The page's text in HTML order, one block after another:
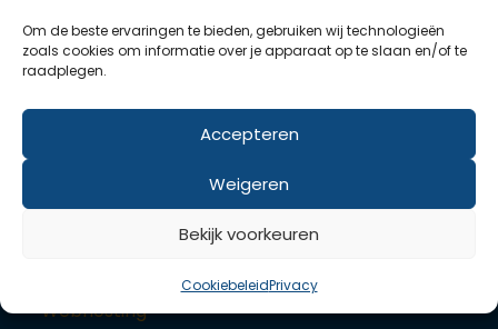
Om de beste ervaringen te bieden, gebruiken wij technologieën
zoals cookies om informatie over je apparaat op te slaan en/of te
raadplegen.
Accepteren
Weigeren
Bekijk voorkeuren
CookiebeleidPrivacy
Domeinnaam
Registreer je domeinnaam
Onderhoud
Heb je een probleem? Ons support-team kijkt graag
Webhosting